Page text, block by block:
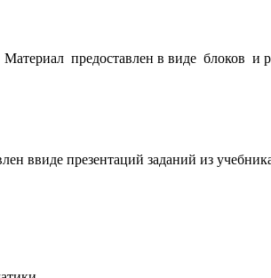
предоставлен в виде блоков и
ввиде презентаций заданий из